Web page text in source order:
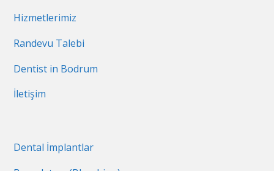
Hizmetlerimiz
Randevu Talebi
Dentist in Bodrum
İletişim
Dental İmplantlar